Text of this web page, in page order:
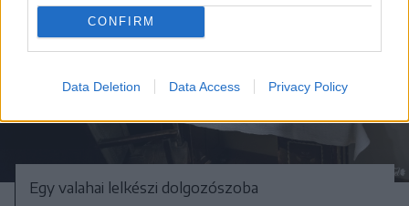
CONFIRM
Data Deletion Data Access Privacy Policy
Egy valahai lelkészi dolgozószoba